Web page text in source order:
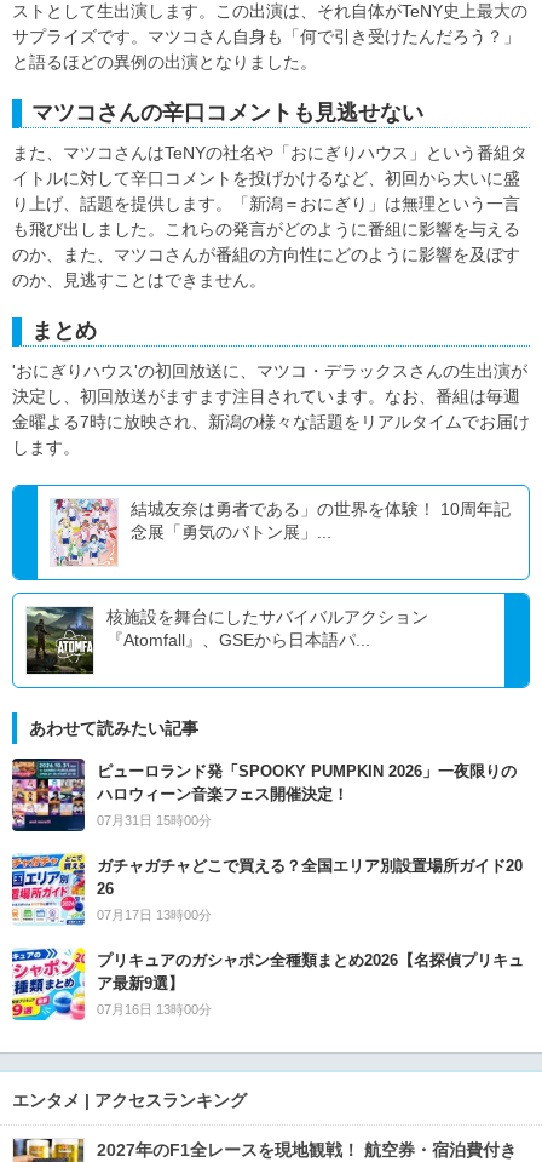
ストとして生出演します。この出演は、それ自体がTeNY史上最大の
サプライズです。マツコさん自身も「何で引き受けたんだろう？」
と語るほどの異例の出演となりました。
マツコさんの辛口コメントも見逃せない
また、マツコさんはTeNYの社名や「おにぎりハウス」という番組タ
イトルに対して辛口コメントを投げかけるなど、初回から大いに盛
り上げ、話題を提供します。「新潟＝おにぎり」は無理という一言
も飛び出しました。これらの発言がどのように番組に影響を与える
のか、また、マツコさんが番組の方向性にどのように影響を及ぼす
のか、見逃すことはできません。
まとめ
'おにぎりハウス'の初回放送に、マツコ・デラックスさんの生出演が
決定し、初回放送がますます注目されています。なお、番組は毎週
金曜よる7時に放映され、新潟の様々な話題をリアルタイムでお届け
します。
結城友奈は勇者である」の世界を体験！ 10周年記
念展「勇気のバトン展」...
核施設を舞台にしたサバイバルアクション
『Atomfall』、GSEから日本語パ...
あわせて読みたい記事
ピューロランド発「SPOOKY PUMPKIN 2026」一夜限りの
ハロウィーン音楽フェス開催決定！
07月31日 15時00分
ガチャガチャどこで買える？全国エリア別設置場所ガイド20
26
07月17日 13時00分
プリキュアのガシャポン全種類まとめ2026【名探偵プリキュ
ア最新9選】
07月16日 13時00分
エンタメ | アクセスランキング
2027年のF1全レースを現地観戦！ 航空券・宿泊費付き